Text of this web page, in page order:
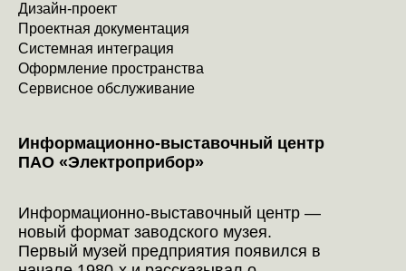
Информационно-выставочный центр
ПАО «Электроприбор»
Дизайн-проект
Проектная документация
Системная интеграция
Оформление пространства
Сервисное обслуживание
Информационно-выставочный центр —
новый формат заводского музея.
Первый музей предприятия появился в